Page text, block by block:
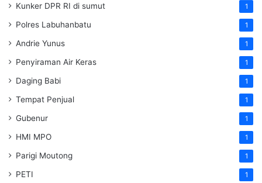
Kunker DPR RI di sumut 1
Polres Labuhanbatu 1
Andrie Yunus 1
Penyiraman Air Keras 1
Daging Babi 1
Tempat Penjual 1
Gubenur 1
HMI MPO 1
Parigi Moutong 1
PETI 1